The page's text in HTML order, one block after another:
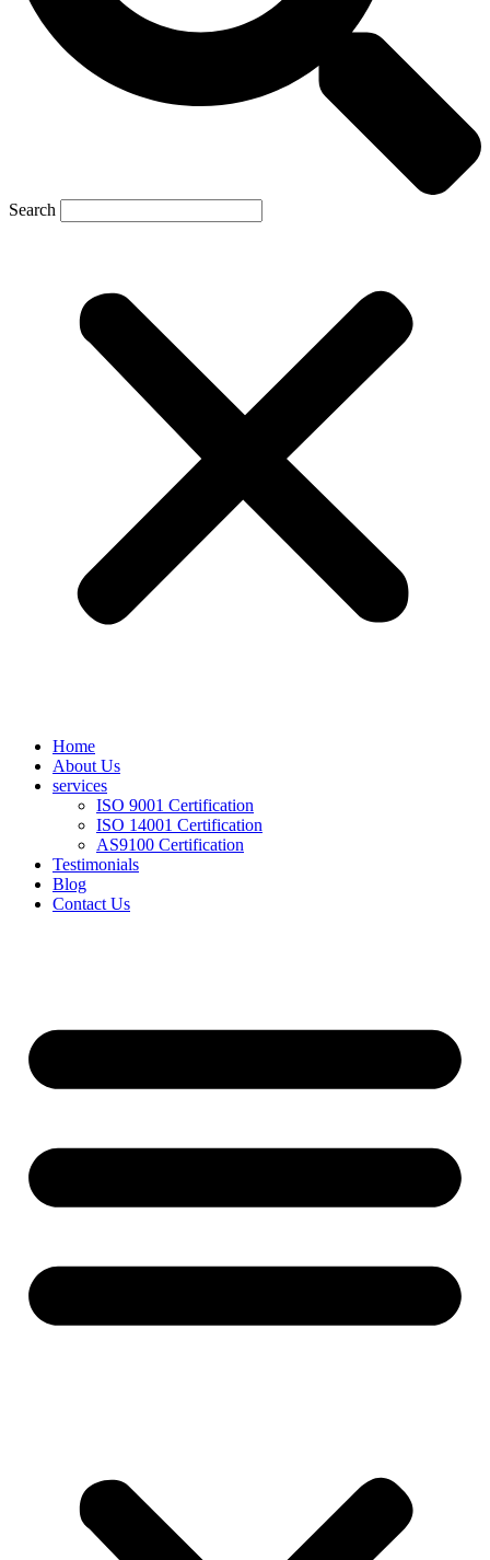
Search
Home
About Us
services
ISO 9001 Certification
ISO 14001 Certification
AS9100 Certification
Testimonials
Blog
Contact Us